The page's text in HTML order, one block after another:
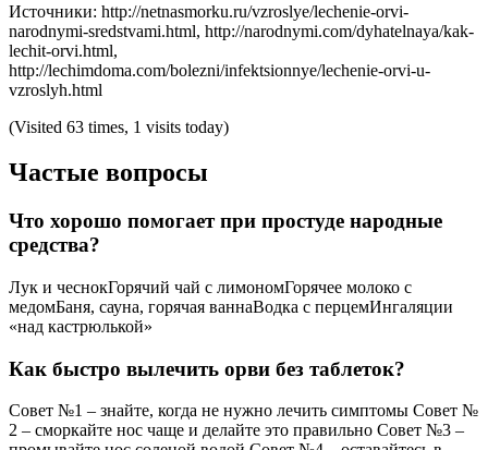
Источники: http://netnasmorku.ru/vzroslye/lechenie-orvi-
narodnymi-sredstvami.html, http://narodnymi.com/dyhatelnaya/kak-
lechit-orvi.html,
http://lechimdoma.com/bolezni/infektsionnye/lechenie-orvi-u-
vzroslyh.html
(Visited 63 times, 1 visits today)
Частые вопросы
Что хорошо помогает при простуде народные
средства?
Лук и чеснокГорячий чай с лимономГорячее молоко с
медомБаня, сауна, горячая ваннаВодка с перцемИнгаляции
«над кастрюлькой»
Как быстро вылечить орви без таблеток?
Совет №1 – знайте, когда не нужно лечить симптомы Совет №
2 – сморкайте нос чаще и делайте это правильно Совет №3 –